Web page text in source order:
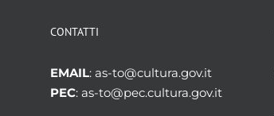
CONTATTI
EMAIL: as-to@cultura.gov.it
PEC: as-to@pec.cultura.gov.it